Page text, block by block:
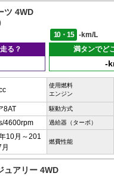
ツ 4WD
10・15
-km/L
る？
満タンでど
-
使用燃料
エンジン
8AT 駆動方式
4600rpm 過給器（ターボ）
10月～201
燃費性能
ュアリー 4WD